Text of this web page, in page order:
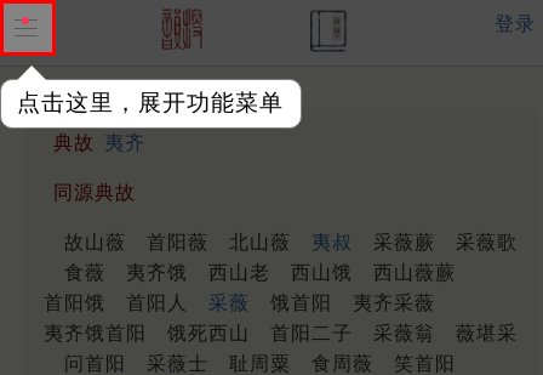
点击这里，展开功能菜单
登录
典故 夷齐
同源典故
故山薇 首阳薇 北山薇 夷叔 采薇蕨
采薇歌
食薇
夷齐饿 西山老 西山饿
西山薇蕨
首阳饿
首阳人 采薇 饿首阳
夷齐采薇
夷齐饿首阳
饿死西山 首阳二子 采薇翁
薇堪采
问首阳
采薇士 耻周粟 食周薇
笑首阳